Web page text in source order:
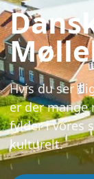
Hvis du ser
er der mange
fylder i vores
kulturelt.